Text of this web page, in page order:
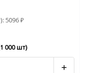
5096₽
000 шт)
+